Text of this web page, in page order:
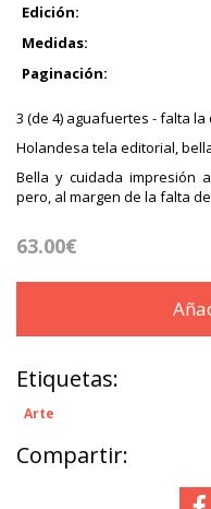
Edición:
Medidas:
Paginación:
3 (de 4) aguafuertes - falta
Holandesa tela editorial,
Bella y cuidada impresión
pero, al margen de la falta
63.00€
Etiquetas:
Arte
Compartir: